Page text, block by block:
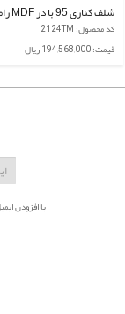
شلف کناری 95 با در MDF رامان
کد محصول: 2124TM
قیمت: 194,568,000 ریال
با افزودن